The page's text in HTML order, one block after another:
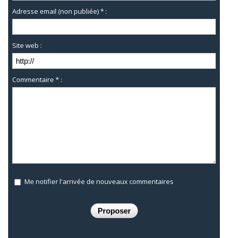
Adresse email (non publiée) * :
Site web :
Commentaire * :
Me notifier l'arrivée de nouveaux commentaires